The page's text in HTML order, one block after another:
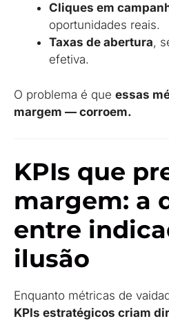
Cliques em
oportunidades reais.
Taxas de abertura,
efetiva.
O problema é que essas
margem — corroem.
KPIs que
margem: a
entre
ilusão
Enquanto métricas de
KPIs estratégicos criam